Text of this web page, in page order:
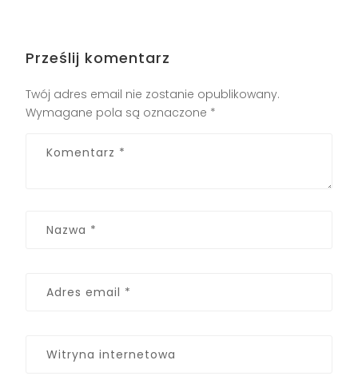
Prześlij komentarz
Twój adres email nie zostanie opublikowany.
Wymagane pola są oznaczone *